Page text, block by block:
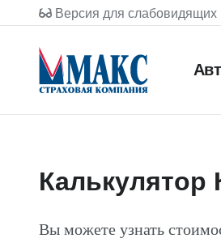
Версия для слабовидящих
Калькулятор
Вы можете узнать